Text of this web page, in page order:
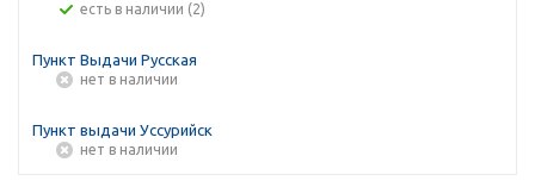
Есть в наличии (2)
Пункт Выдачи Русская
Нет в наличии
Пункт выдачи Уссурийск
Нет в наличии